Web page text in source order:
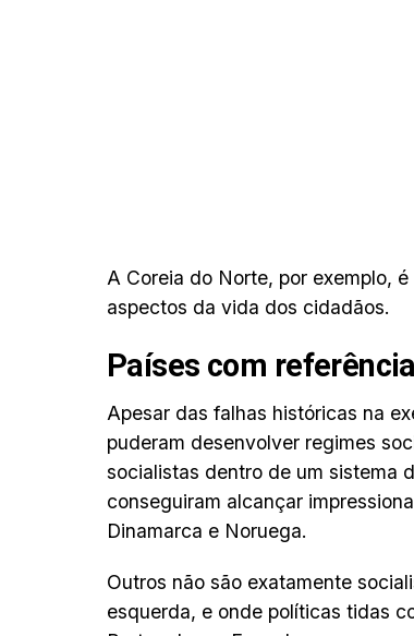
A Coreia do Norte, por exemplo,
aspectos da vida dos cidadãos.
Países com
Apesar das falhas históricas na
puderam desenvolver regimes
socialistas dentro de um sistema
conseguiram alcançar
Dinamarca e Noruega.
Outros não são exatamente
esquerda, e onde políticas tidas